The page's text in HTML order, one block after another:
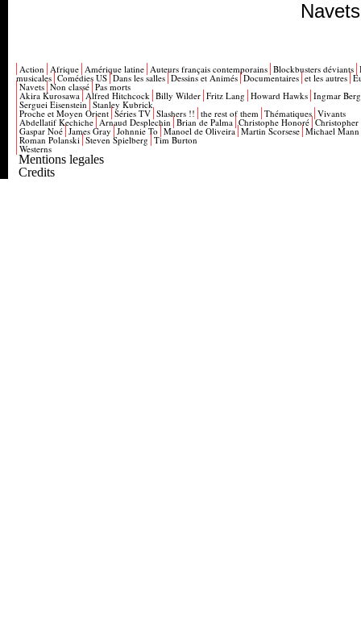
Navets
Action Afrique Amérique latine Auteurs français contemporains Blockbusters déviants
musicales Comédies US Dans les salles Dessins et Animés Documentaires et les autres
Navets Non classé Pas morts
Akira Kurosawa Alfred Hitchcock Billy Wilder Fritz Lang Howard Hawks Ingmar
Serguei Eisenstein Stanley Kubrick
Proche et Moyen Orient Séries TV Slashers !! the rest of them Thématiques Vivants
Abdellatif Kechiche Arnaud Desplechin Brian de Palma Christophe Honoré
Gaspar Noé James Gray Johnnie To Manoel de Oliveira Martin Scorsese Michael Mann
Roman Polanski Steven Spielberg Tim Burton
Westerns
Mentions legales
Credits